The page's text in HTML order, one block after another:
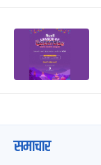
समाचार